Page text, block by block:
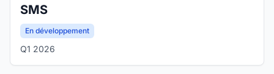
SMS
En développement
Q1 2026